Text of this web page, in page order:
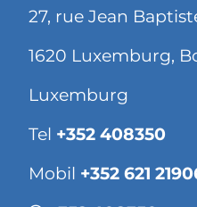
27, rue Jean
1620 Luxemburg,
Luxemburg
Tel +352 408350
Mobil +352 621